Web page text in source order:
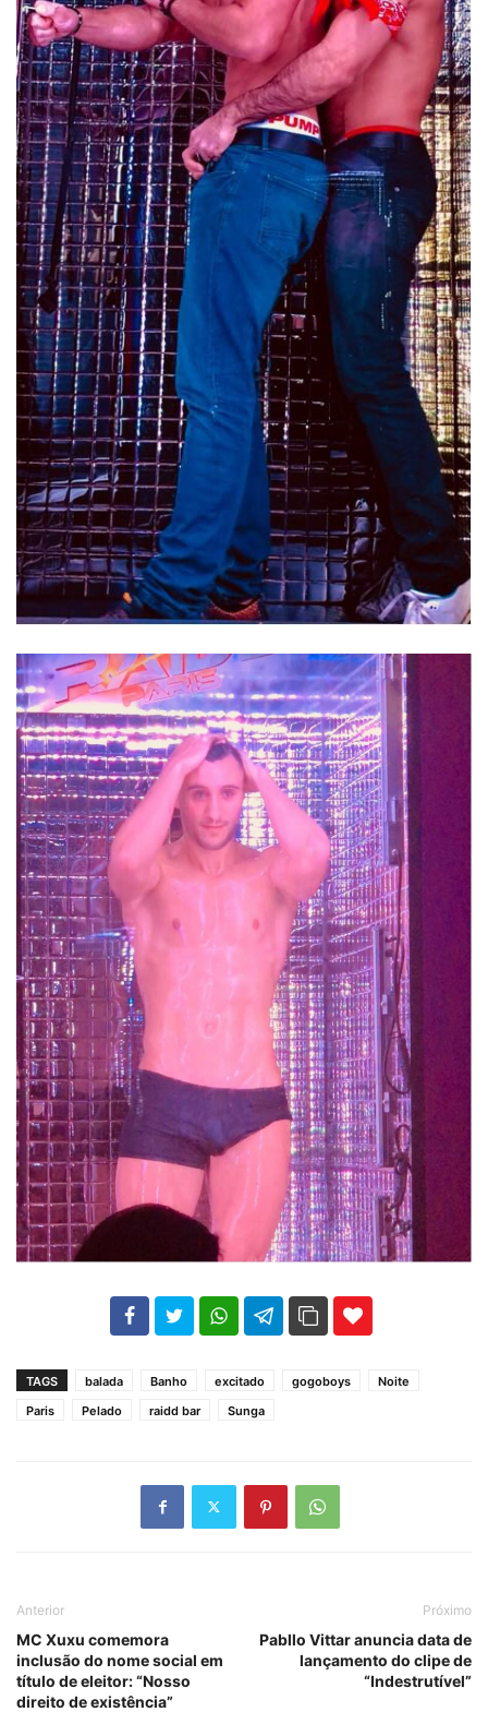
102 35
TAGS balada Banho excitado gogoboys
Noite
Paris
Pelado raidd bar Sunga
Anterior
MC Xuxu comemora
inclusão do nome social em
título de eleitor: “Nosso
direito de existência”
Próximo
Pabllo Vittar anuncia data de
lançamento do clipe de
“Indestrutível”